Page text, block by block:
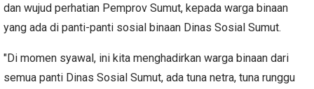
dan wujud perhatian Pemprov Sumut, kepada warga binaan
yang ada di panti-panti sosial binaan Dinas Sosial Sumut.
"Di momen syawal, ini kita menghadirkan warga binaan dari
semua panti Dinas Sosial Sumut, ada tuna netra, tuna runggu